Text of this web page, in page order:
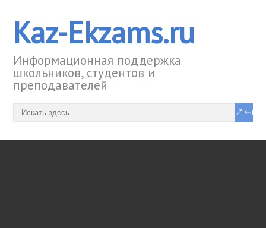
Kaz-Ekzams.ru
Информационная поддержка
школьников, студентов и
преподавателей